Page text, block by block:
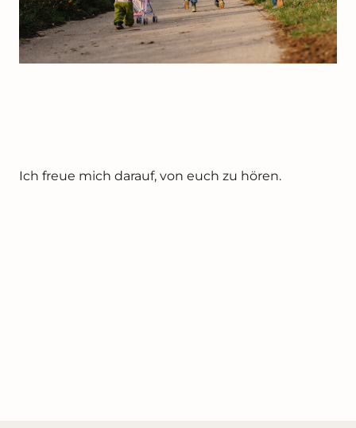
Ich freue mich darauf, von euch zu hören.